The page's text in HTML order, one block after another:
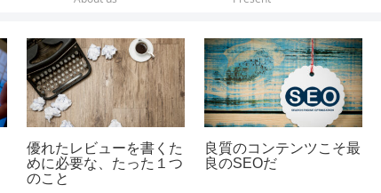
2024年はリスティング
に取り組んでいます。
あなたはペラサイトの量
産に耐えられるか？